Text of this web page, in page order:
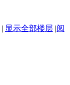
| 显示全部楼层 |阅